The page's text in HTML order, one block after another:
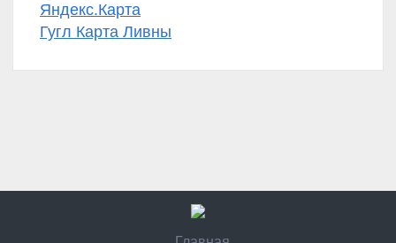
Яндекс.Карта
Гугл Карта Ливны